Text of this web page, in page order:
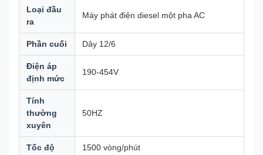
Loại đầu
ra
Máy phát điện diesel một pha AC
Phần cuối Dây 12/6
Điện áp
định mức
190-454V
Tính
thường
xuyên
50HZ
Tốc độ 1500 vòng/phút